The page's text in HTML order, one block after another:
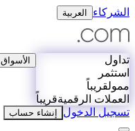
الشركاء العربية
تداول
استثمر
ممولقريباً
العملات الرقميةقريباً
الأسواق
تسجيل الدخول إنشاء حساب